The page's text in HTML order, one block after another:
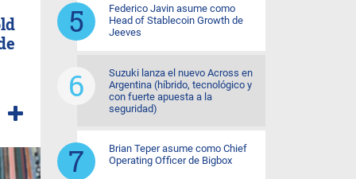
Federico Javin asume como
Head of Stablecoin Growth de
Jeeves
Suzuki lanza el nuevo Across en
Argentina (híbrido, tecnológico y
con fuerte apuesta a la
seguridad)
Brian Teper asume como Chief
Operating Officer de Bigbox